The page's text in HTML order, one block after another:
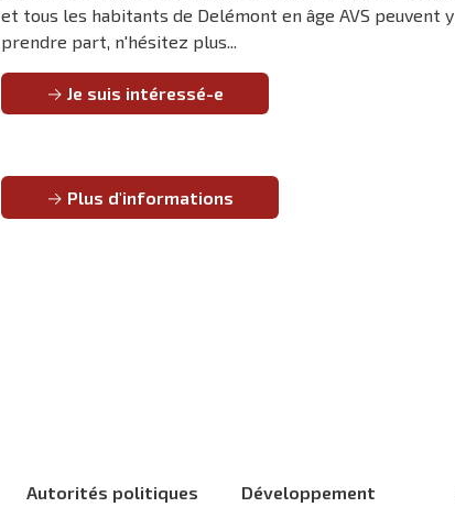
et tous les habitants de Delémont en âge AVS peuvent y
prendre part, n'hésitez plus...
Je suis intéressé-e
Plus d'informations
Autorités politiques
Développement